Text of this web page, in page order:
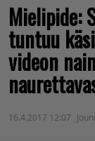
Mielipide:
tuntuu
videon
16.4.2017 12:07